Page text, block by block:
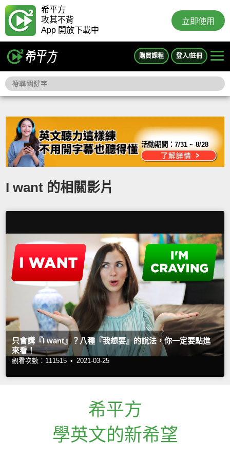
希平方
攻其不背
App 開放下載中
立即使用
購買課程 登入/註冊
活動期間：7/31 ~ 8/28
I want 的相關影片
只會講『I want』？八種『我想要』的說法，你一定要點進
來看！
觀看次數：111515 • 2021-03-25
希平方
學英文的新希望